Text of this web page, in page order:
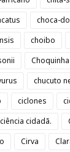
choca-
choibo
chucuto
ciclones
ciência cidadã.
Cirva